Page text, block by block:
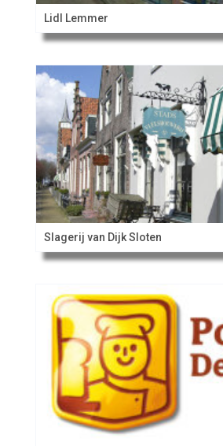
Lidl Lemmer
Slagerij van Dijk Sloten